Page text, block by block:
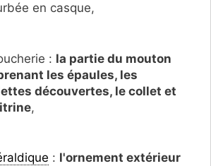
en casque,
: la partie du mouton
les épaules, les
découvertes, le collet et
,
: l'ornement extérieur